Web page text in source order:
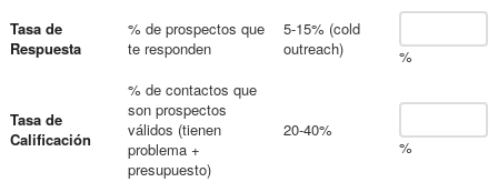
Tasa de
Respuesta
% de prospectos que
te responden
5-15% (cold
outreach)
%
Tasa de
Calificación
% de contactos que
son prospectos
válidos (tienen
problema +
presupuesto)
20-40%
%